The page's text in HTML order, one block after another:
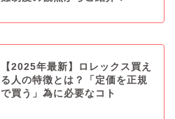
【2025年最新】ロレックス買え
る人の特徴とは？「定価を正規
で買う」為に必要なコト